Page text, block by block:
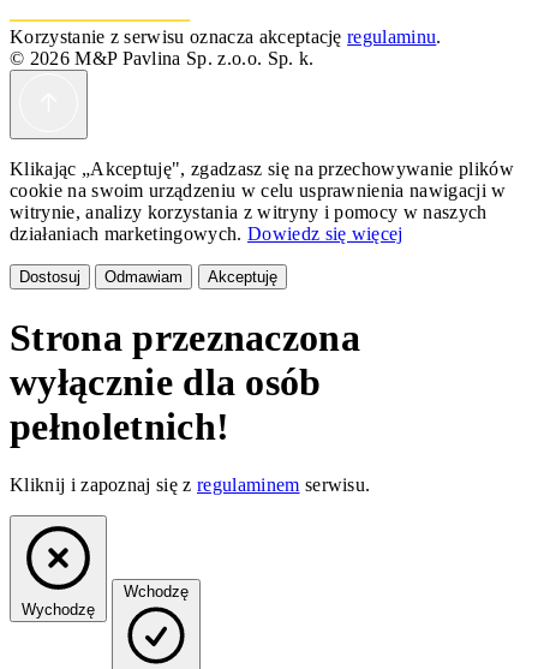
Korzystanie z serwisu oznacza akceptacjęregulaminu.
© 2026 M&P Pavlina Sp. z.o.o. Sp. k.
Klikając „Akceptuję", zgadzasz się na przechowywanie plików
cookie na swoim urządzeniu w celu usprawnienia nawigacji w
witrynie, analizy korzystania z witryny i pomocy w naszych
działaniach marketingowych. Dowiedz się więcej
Dostosuj Odmawiam Akceptuję
Strona przeznaczona
wyłącznie dla osób
pełnoletnich!
Kliknij i zapoznaj się zregulaminem serwisu.
Wychodzę
Wchodzę